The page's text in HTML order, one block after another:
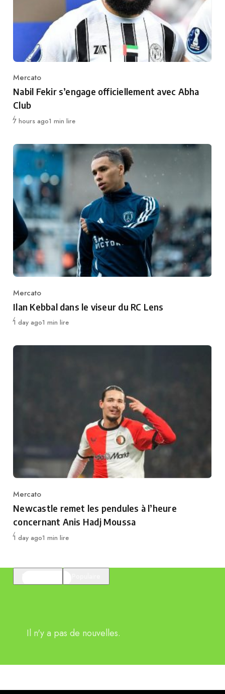
Category
Mercato
Nabil Fekir s’engage officiellement avec Abha
Club
Publié
7 hours ago1 min lire
Category
Mercato
Ilan Kebbal dans le viseur du RC Lens
Publié
1 day ago1 min lire
Category
Mercato
Newcastle remet les pendules à l’heure
concernant Anis Hadj Moussa
Publié
1 day ago1 min lire
Il n'y a pas de nouvelles.